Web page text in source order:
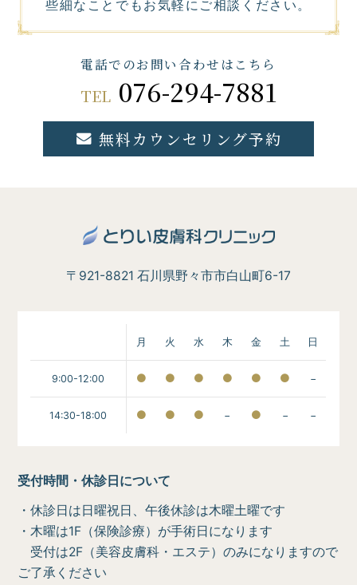
些細なことでもお気軽にご相談ください。
電話でのお問い合わせはこちら
TEL 076-294-7881
無料カウンセリング予約
〒921-8821 石川県野々市市白山町6-17
月 火 水 木 金 土 日
9:00-12:00 −
14:30-18:00 − − −
受付時間・休診日について
・休診日は日曜祝日、午後休診は木曜土曜です
・木曜は1F（保険診療）が手術日になります
受付は2F（美容皮膚科・エステ）のみになりますので
ご了承ください